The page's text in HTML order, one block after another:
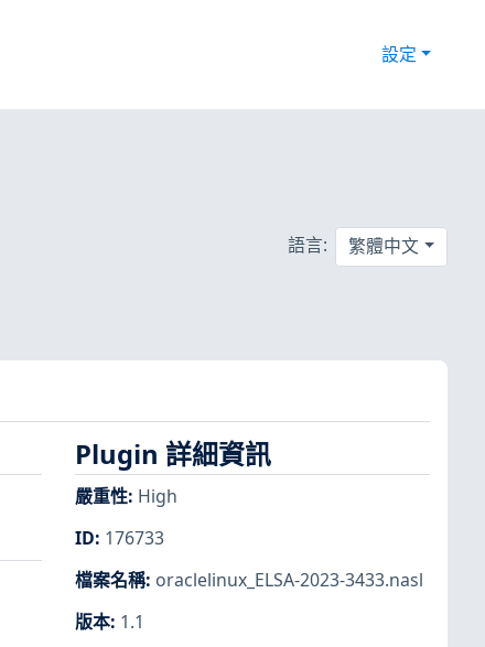
設定
語言: 繁體中文
Plugin 詳細資訊
嚴重性: High
ID: 176733
檔案名稱: oraclelinux_ELSA-2023-3433.nasl
版本: 1.1